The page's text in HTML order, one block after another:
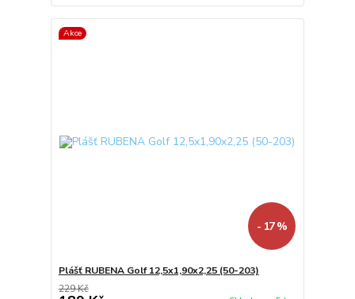
Akce
- 17 %
Plášť RUBENA Golf 12,5x1,90x2,25 (50-203)
229 Kč